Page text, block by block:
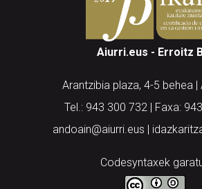
Aiurri.eus - Erroitz
Arantzibia plaza, 4-5 behea |
Tel.: 943 300 732 | Faxa:
andoain@aiurri.eus |
Codesyntaxek